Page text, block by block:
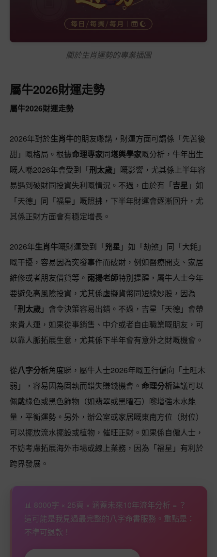
關於生肖運勢的專業插圖
屬牛2026財運走勢
屬牛2026財運走勢
2026年對於生肖牛的朋友嚟講，財運方面可謂係「先苦後
甜」嘅格局。根據命理專家同堪輿學家嘅分析，牛年出生
嘅人喺2026年會受到「刑太歲」嘅影響，尤其係上半年容
易遇到破財同投資失利嘅情況。不過，由於有「吉星」如
「天德」同「福星」嘅照拂，下半年財運會逐漸回升，尤
其係正財方面會有穩定增長。
2026年生肖牛嘅財運受到「兇星」如「劫煞」同「大耗」
嘅干擾，容易因為突發事件而破財，例如醫療開支、家居
維修或者朋友借貸等。 雨揚老師特別提醒，屬牛人士今年
要避免高風險投資，尤其係虛擬貨幣同短線炒股，因為
「刑太歲」會令決策容易出錯。不過，吉星「天德」會帶
來貴人運，如果從事銷售、中介或者自由職業嘅朋友，可
以靠人脈拓展生意，尤其係下半年會有意外之財嘅機會。
從八字分析角度睇，屬牛人士2026年嘅五行偏向「土旺木
弱」，容易因為固執而錯失賺錢機會。 命理分析建議可以
佩戴綠色或黑色飾物（如翡翠或黑曜石）嚟增強木水能
量，平衡運勢。另外，辦公室或家居嘅東南方位（財位）
可以擺放流水擺設或植物，催旺正財。如果係自僱人士，
不妨考慮拓展海外市場或線上業務，因為「福星」有利於
跨界發展。
📊 8000字 × 25頁 × 涵蓋未來10年流年分析 = ？
這可能是我見過最完整的八字命書服務。重點是：
不準可退款！